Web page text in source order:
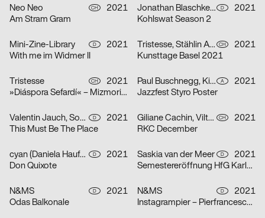
Neo Neo CH
2021
Am Stram Gram
Jonathan Blaschke, Bruno Jacoby D
2021
Kohlswat Season 2
Mini-Zine-Library D
2021
With me im Widmer II
Tristesse, Stählin Alena CH
2021
Kunsttage Basel 2021
Tristesse CH
2021
»Diáspora Sefardí« – Mizmorim Kammermusik Festival
Paul Buschnegg, Kilian Hanappi, Marcus Wagner A
2021
Jazzfest Styro Poster
Valentin Jauch, Sonia González D
2021
This Must Be The Place
Giliane Cachin, Vilté Jurgutyté CH
2021
RKC December
cyan (Daniela Haufe + Detlef Fiedler) D
2021
Don Quixote
Saskia van der Meer D
2021
Semestereröffnung HfG Karlsruhe
N&MS D
2021
Odas Balkonale
N&MS D
2021
Instagrampier – Pierfrancesco Celada